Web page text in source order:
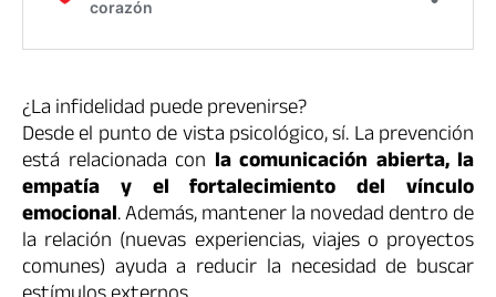
¿La infidelidad puede prevenirse?
Desde el punto de vista psicológico, sí. La prevención
está relacionada con la comunicación abierta, la
empatía y el fortalecimiento del vínculo
emocional. Además, mantener la novedad dentro de
la relación (nuevas experiencias, viajes o proyectos
comunes) ayuda a reducir la necesidad de buscar